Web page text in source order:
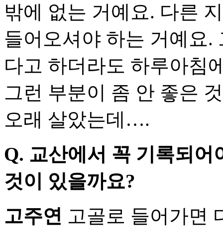
밖에 없는 거예요. 다른
들어오셔야 하는 거예요.
다고 하더라도 하루아침
그런 부분이 좀 안 좋은
오래 살았는데….
Q. 교산에서 꼭 기록되
것이 있을까요?
고주연 고골로 들어가면